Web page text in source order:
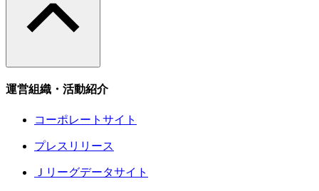
運営組織・活動紹介
コーポレートサイト
プレスリリース
Ｊリーグデータサイト